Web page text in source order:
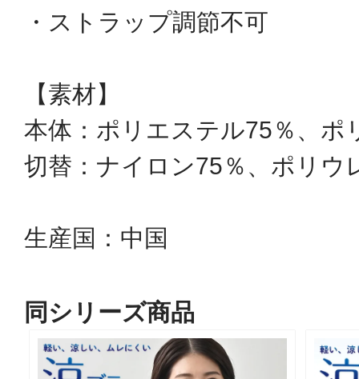
・ストラップ調節不可
【素材】
本体：ポリエステル75％、ポ
切替：ナイロン75％、ポリウ
生産国：中国
同シリーズ商品